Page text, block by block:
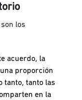
son los
acuerdo, la
proporción
tanto, tanto las
en la